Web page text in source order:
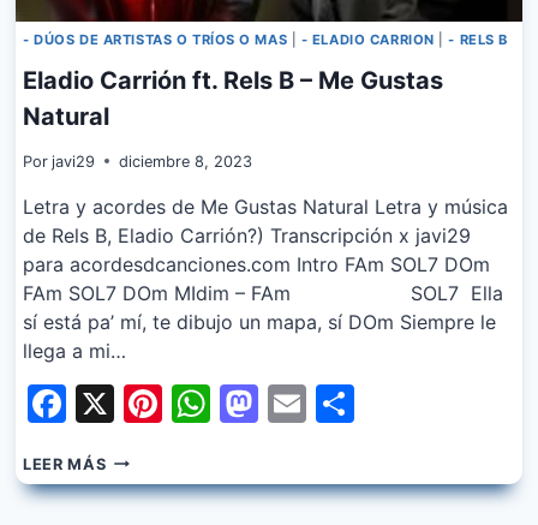
- DÚOS DE ARTISTAS O TRÍOS O MAS - ELADIO CARRION |- RELS B
Eladio Carrión ft. Rels B – Me Gustas
Natural
Por javi29 diciembre 8, 2023
Letra y acordes de Me Gustas Natural Letra y música
de Rels B, Eladio Carrión?) Transcripción x javi29
para acordesdcanciones.com Intro FAm SOL7 DOm
FAm SOL7 DOm MIdim – FAm SOL7 Ella
sí está pa’ mí, te dibujo un mapa, sí DOm Siempre le
llega a mi…
Facebook
X Pinterest
WhatsApp
Mastodon
Email
LEER MÁSELADIO
CARRIÓN
FT.